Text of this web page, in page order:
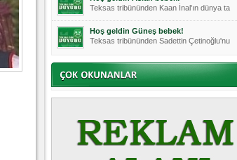
Teksas tribününden Kaan İnal'ın dünya ta
Hoş geldin Güneş bebek!
Teksas tribününden Sadettin Çetinoğlu'nu
Mutluluklar Ceyhun Tetik
Teksas tribünlerinin sevilen isimlerinde
Bursasporumuzun önü açılsın is
Hoş geldin Alaz Bebek!
Teksas.org sistem yöneticisi, ekibimizin